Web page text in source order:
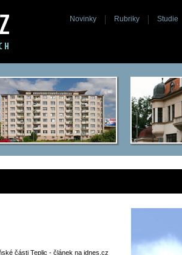
Novinky Rubriky Studie
části Teplic - článek na idnes.cz